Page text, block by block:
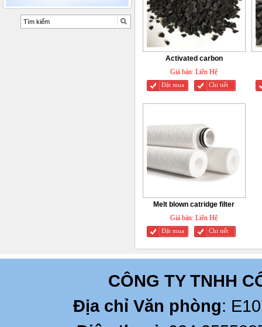
Activated carbon
Giá bán: Liên Hệ
Đặt mua Chi tiết
Melt blown catridge filter
Giá bán: Liên Hệ
Đặt mua Chi tiết
CÔNG TY TNHH
Địa chỉ Văn phòng: